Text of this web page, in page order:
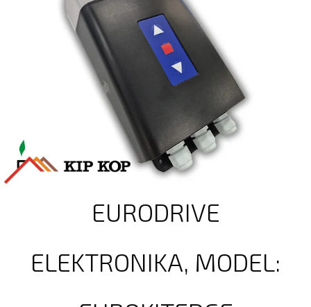
EURODRIVE
ELEKTRONIKA, MODEL: